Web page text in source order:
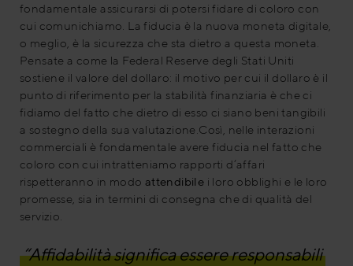
fondamentale assicurarsi di potersi fidare di coloro con
cui comunichiamo. La fiducia è la nuova moneta digitale,
o meglio, è la sicurezza che sta dietro a questa moneta.
Pensate a come la Federal Reserve degli Stati Uniti
sostiene il valore del dollaro: il motivo per cui il dollaro è il
punto di riferimento per la stabilità finanziaria è che ci
fidiamo del fatto che dietro di esso ci siano beni tangibili
a sostegno della sua valutazione.Così, nelle interazioni
commerciali è fondamentale avere fiducia nel fatto che
coloro con cui intratteniamo rapporti d’affari
rispetteranno in modo attendibile i loro obblighi e le loro
promesse, sia in termini di consegna che di qualità del
servizio.
“Affidabilità significa essere responsabili